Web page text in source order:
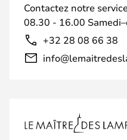
Contactez notre
08.30 - 16.00
+32 28 08 66 38